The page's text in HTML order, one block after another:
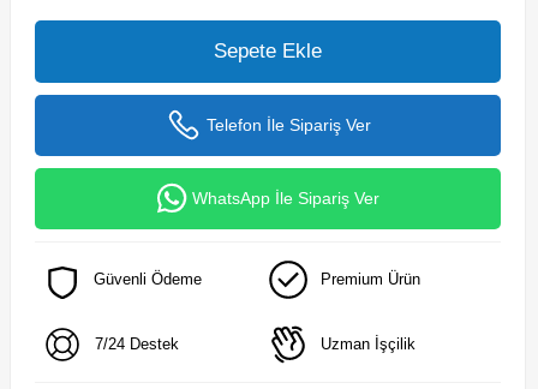
Sepete Ekle
Telefon İle Sipariş Ver
WhatsApp İle Sipariş Ver
Güvenli Ödeme Premium Ürün
7/24 Destek Uzman İşçilik